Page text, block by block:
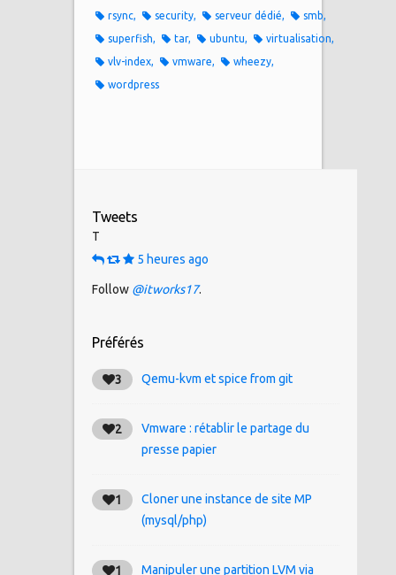
rsync
security serveur dédié
smb
superfish
tar ubuntu
virtualisation
vlv-index
vmware
wheezy
wordpress
Tweets
T
5 heures ago
Follow @itworks17.
Préférés
3 Qemu-kvm et spice from git
2
Vmware : rétablir le partage du
presse papier
1
Cloner une instance de site MP
(mysql/php)
1 Manipuler une partition LVM via